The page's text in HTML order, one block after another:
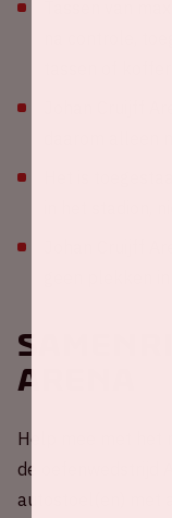
ArenA
Help mee met het
de oefenwedstrijd
autostoel(en) met